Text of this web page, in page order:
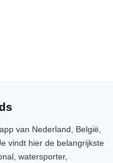
van Nederland, België,
vindt hier de belangrijkste
watersporter,